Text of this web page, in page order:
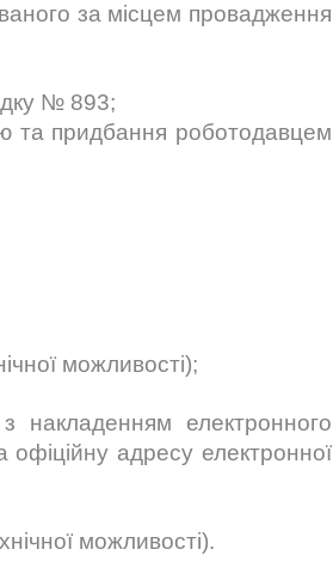
за місцем провадження
№ 893;
та придбання роботодавцем
можливості);
накладенням електронного
офіційну адресу електронної
можливості).